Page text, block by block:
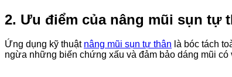
2. Ưu điểm của nâng mũi sụn tự
Ứng dụng kỹ thuật nâng mũi sụn tự thân là bóc tách
ngừa những biến chứng xấu và đảm bảo dáng mũi có